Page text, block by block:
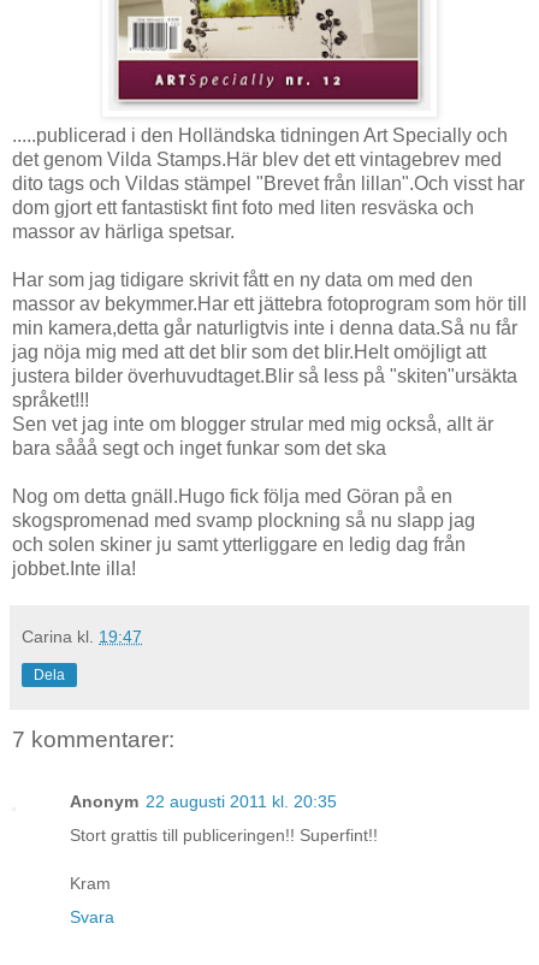
.....publicerad i den Holländska tidningen Art Specially och
det genom Vilda Stamps.Här blev det ett vintagebrev med
dito tags och Vildas stämpel "Brevet från lillan".Och visst har
dom gjort ett fantastiskt fint foto med liten resväska och
massor av härliga spetsar.
Har som jag tidigare skrivit fått en ny data om med den
massor av bekymmer.Har ett jättebra fotoprogram som hör till
min kamera,detta går naturligtvis inte i denna data.Så nu får
jag nöja mig med att det blir som det blir.Helt omöjligt att
justera bilder överhuvudtaget.Blir så less på "skiten"ursäkta
språket!!!
Sen vet jag inte om blogger strular med mig också, allt är
bara sååå segt och inget funkar som det ska
Nog om detta gnäll.Hugo fick följa med Göran på en
skogspromenad med svamp plockning så nu slapp jag
och solen skiner ju samt ytterliggare en ledig dag från
jobbet.Inte illa!
Carina kl. 19:47
Dela
7 kommentarer:
Anonym 22 augusti 2011 kl. 20:35
Stort grattis till publiceringen!! Superfint!!
Kram
Svara